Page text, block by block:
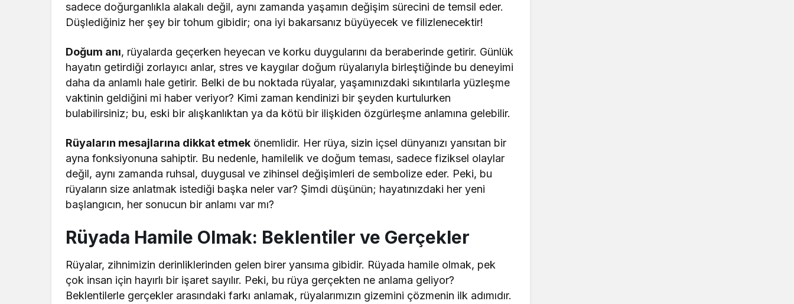
sadece doğurganlıkla alakalı değil, aynı zamanda yaşamın değişim sürecini de temsil eder.
Düşlediğiniz her şey bir tohum gibidir; ona iyi bakarsanız büyüyecek ve filizlenecektir!
Doğum anı, rüyalarda geçerken heyecan ve korku duygularını da beraberinde getirir. Günlük
hayatın getirdiği zorlayıcı anlar, stres ve kaygılar doğum rüyalarıyla birleştiğinde bu deneyimi
daha da anlamlı hale getirir. Belki de bu noktada rüyalar, yaşamınızdaki sıkıntılarla yüzleşme
vaktinin geldiğini mi haber veriyor? Kimi zaman kendinizi bir şeyden kurtulurken
bulabilirsiniz; bu, eski bir alışkanlıktan ya da kötü bir ilişkiden özgürleşme anlamına gelebilir.
Rüyaların mesajlarına dikkat etmek önemlidir. Her rüya, sizin içsel dünyanızı yansıtan bir
ayna fonksiyonuna sahiptir. Bu nedenle, hamilelik ve doğum teması, sadece fiziksel olaylar
değil, aynı zamanda ruhsal, duygusal ve zihinsel değişimleri de sembolize eder. Peki, bu
rüyaların size anlatmak istediği başka neler var? Şimdi düşünün; hayatınızdaki her yeni
başlangıcın, her sonucun bir anlamı var mı?
Rüyada Hamile Olmak: Beklentiler ve Gerçekler
Rüyalar, zihnimizin derinliklerinden gelen birer yansıma gibidir. Rüyada hamile olmak, pek
çok insan için hayırlı bir işaret sayılır. Peki, bu rüya gerçekten ne anlama geliyor?
Beklentilerle gerçekler arasındaki farkı anlamak, rüyalarımızın gizemini çözmenin ilk adımıdır.